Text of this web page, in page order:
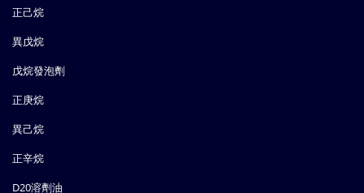
正己烷
異戊烷
戊烷發泡劑
正庚烷
異己烷
正辛烷
D20溶劑油